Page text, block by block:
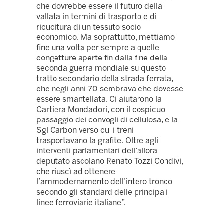
che dovrebbe essere il futuro della
vallata in termini di trasporto e di
ricucitura di un tessuto socio
economico. Ma soprattutto, mettiamo
fine una volta per sempre a quelle
congetture aperte fin dalla fine della
seconda guerra mondiale su questo
tratto secondario della strada ferrata,
che negli anni 70 sembrava che dovesse
essere smantellata. Ci aiutarono la
Cartiera Mondadori, con il cospicuo
passaggio dei convogli di cellulosa, e la
Sgl Carbon verso cui i treni
trasportavano la grafite. Oltre agli
interventi parlamentari dell’allora
deputato ascolano Renato Tozzi Condivi,
che riuscì ad ottenere
l’ammodernamento dell’intero tronco
secondo gli standard delle principali
linee ferroviarie italiane”.